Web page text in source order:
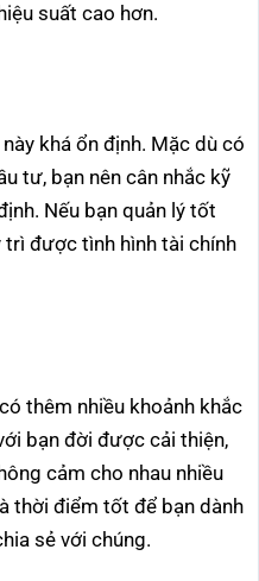
suất cao hơn.
khá ổn định. Mặc dù có
tư, bạn nên cân nhắc kỹ
Nếu bạn quản lý tốt
trì được tình hình tài chính
thêm nhiều khoảnh khắc
bạn đời được cải thiện,
cảm cho nhau nhiều
thời điểm tốt để bạn dành
sẻ với chúng.